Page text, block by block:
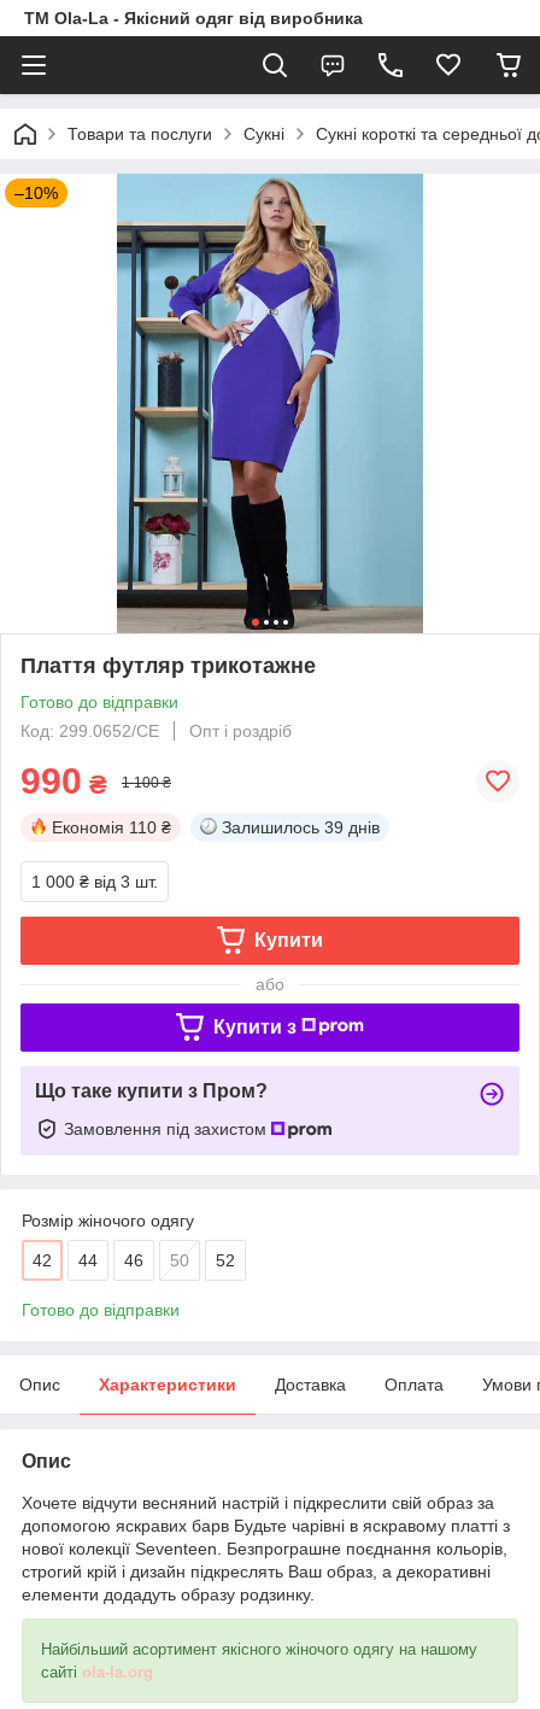
TM Ola-La - Якісний одяг від виробника
Товари та послуги Сукні Сукні короткі та середньої
–10%
Плаття футляр трикотажне
Готово до відправки
Код: 299.0652/СЕ
Опт і роздріб
990 ₴ 1 100 ₴
Економія 110 ₴ Залишилось 39 днів
1 000 ₴ від 3 шт.
Купити
або
Купити з
Що таке купити з Пром?
Замовлення під захистом
Розмір жіночого одягу
42 44 46 50 52
Готово до відправки
Опис Характеристики Доставка Оплата Умови
Опис
Хочете відчути весняний настрій і підкреслити свій образ за
допомогою яскравих барв Будьте чарівні в яскравому платті з
нової колекції Seventeen. Безпрограшне поєднання кольорів,
строгий крій і дизайн підкреслять Ваш образ, а декоративні
елементи додадуть образу родзинку.
Найбільший асортимент якісного жіночого одягу на нашому
сайті ola-la.org